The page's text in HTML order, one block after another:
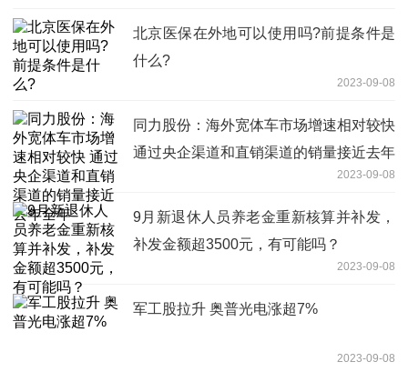
北京医保在外地可以使用吗?前提条件是
什么?
2023-09-08
同力股份：海外宽体车市场增速相对较快
通过央企渠道和直销渠道的销量接近去年
2023-09-08
9月新退休人员养老金重新核算并补发，
补发金额超3500元，有可能吗？
2023-09-08
军工股拉升 奥普光电涨超7%
2023-09-08